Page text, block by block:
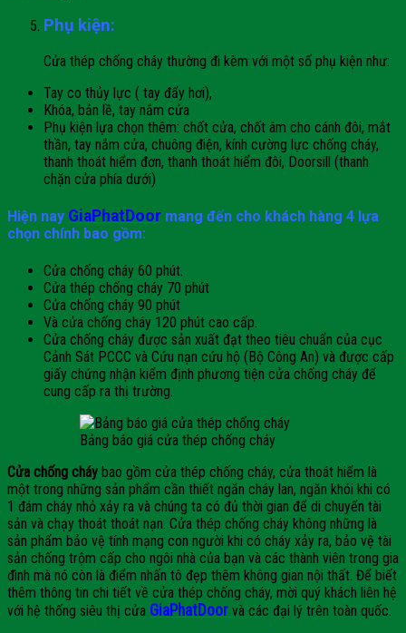
Phụ kiện:
Cửa thép chống cháy thường đi kèm với một số phụ kiện như:
Tay co thủy lực ( tay đẩy hơi),
Khóa, bản lề, tay nắm cửa
Phụ kiện lựa chọn thêm: chốt cửa, chốt âm cho cánh đôi, mắt
thần, tay nắm cửa, chuông điện, kính cường lực chống cháy,
thanh thoát hiểm đơn, thanh thoát hiểm đôi, Doorsill (thanh
chặn cửa phía dưới)
Hiện nay GiaPhatDoor mang đến cho khách hàng 4 lựa
chọn chính bao gồm:
Cửa chống cháy 60 phút.
Cửa thép chống cháy 70 phút
Cửa chống cháy 90 phút
Và cửa chống cháy 120 phút cao cấp.
Cửa chống cháy được sản xuất đạt theo tiêu chuẩn của cục
Cảnh Sát PCCC và Cứu nạn cứu hộ (Bộ Công An) và được cấp
giấy chứng nhận kiểm định phương tiện cửa chống cháy để
cung cấp ra thị trường.
Bảng báo giá cửa thép chống cháy
Cửa chống cháy bao gồm cửa thép chống cháy, cửa thoát hiểm là
một trong những sản phẩm cần thiết ngăn cháy lan, ngăn khói khi có
1 đám cháy nhỏ xảy ra và chúng ta có đủ thời gian để di chuyển tài
sản và chạy thoát thoát nạn. Cửa thép chống cháy không những là
sản phẩm bảo vệ tính mạng con người khi có cháy xảy ra, bảo vệ tài
sản chống trộm cấp cho ngôi nhà của bạn và các thành viên trong gia
đình mà nó còn là điểm nhấn tô đẹp thêm không gian nội thất. Để biết
thêm thông tin chi tiết về cửa thép chống cháy, mời quý khách liên hệ
với hệ thống siêu thị cửa GiaPhatDoor và các đại lý trên toàn quốc.